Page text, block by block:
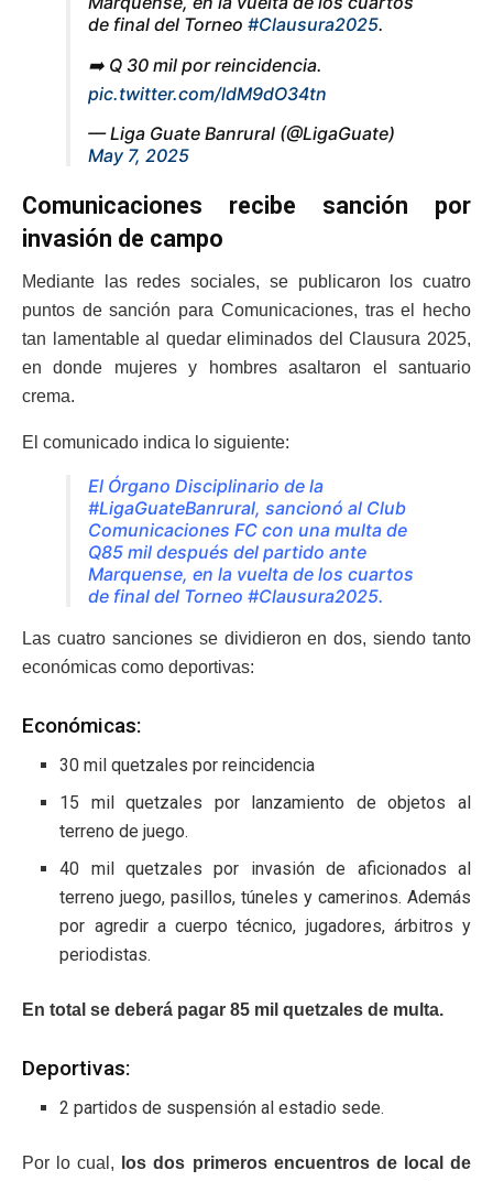
de final del Torneo #Clausura2025.
➡️ Q 30 mil por reincidencia.
pic.twitter.com/ldM9dO34tn
— Liga Guate Banrural (@LigaGuate)
May 7, 2025
Comunicaciones recibe sanción por
invasión de campo
Mediante las redes sociales, se publicaron los cuatro
puntos de sanción para Comunicaciones, tras el hecho
tan lamentable al quedar eliminados del Clausura 2025,
en donde mujeres y hombres asaltaron el santuario
crema.
El comunicado indica lo siguiente:
El Órgano Disciplinario de la
#LigaGuateBanrural, sancionó al Club
Comunicaciones FC con una multa de
Q85 mil después del partido ante
Marquense, en la vuelta de los cuartos
de final del Torneo #Clausura2025.
Las cuatro sanciones se dividieron en dos, siendo tanto
económicas como deportivas:
Económicas:
30 mil quetzales por reincidencia
15 mil quetzales por lanzamiento de objetos al
terreno de juego.
40 mil quetzales por invasión de aficionados al
terreno juego, pasillos, túneles y camerinos. Además
por agredir a cuerpo técnico, jugadores, árbitros y
periodistas.
En total se deberá pagar 85 mil quetzales de multa.
Deportivas:
2 partidos de suspensión al estadio sede.
Por lo cual, los dos primeros encuentros de local de